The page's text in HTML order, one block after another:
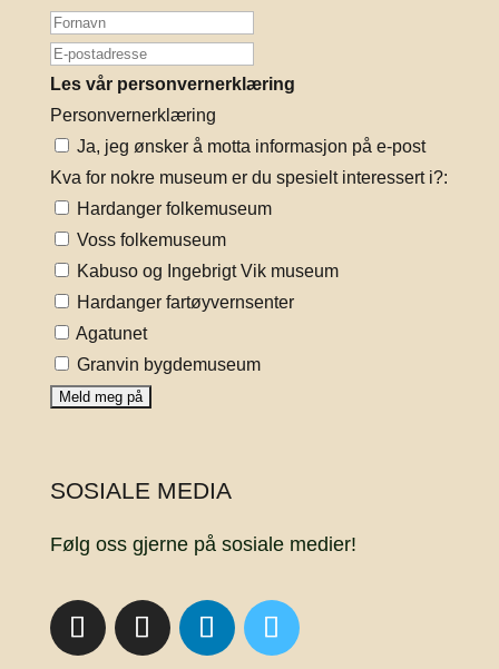
Les vår personvernerklæring
Personvernerklæring
Ja, jeg ønsker å motta informasjon på e-post
Kva for nokre museum er du spesielt interessert i?:
Hardanger folkemuseum
Voss folkemuseum
Kabuso og Ingebrigt Vik museum
Hardanger fartøyvernsenter
Agatunet
Granvin bygdemuseum
SOSIALE MEDIA
Følg oss gjerne på sosiale medier!